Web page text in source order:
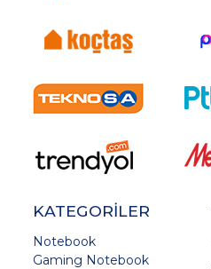
KATEGORİLER
Notebook
Gaming Notebook